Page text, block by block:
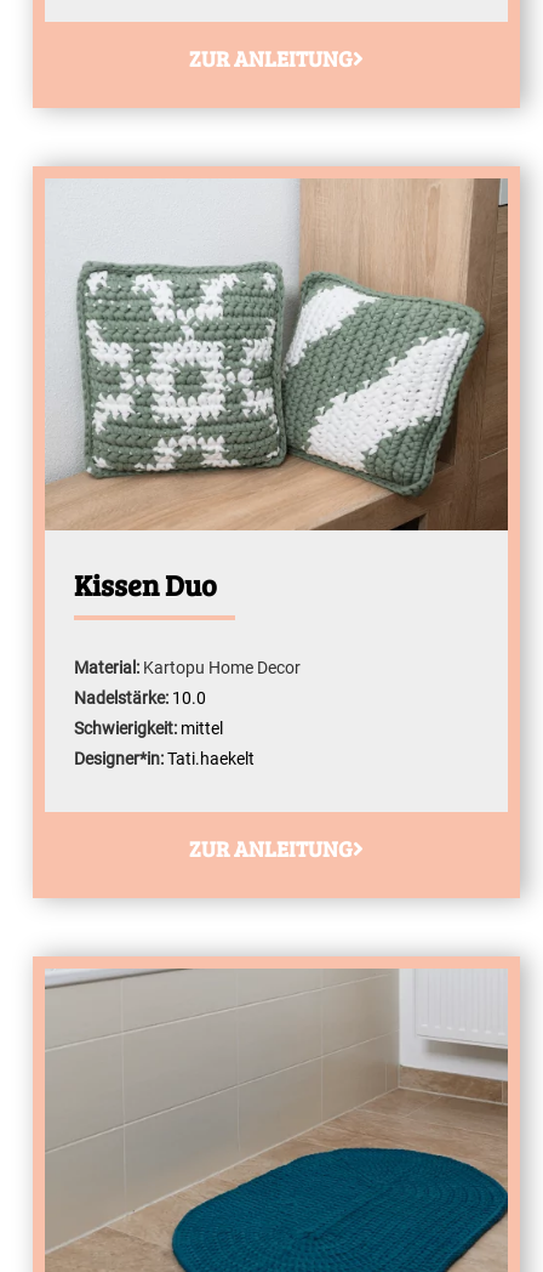
ZUR ANLEITUNG
Kissen Duo
Material: Kartopu Home Decor
Nadelstärke: 10.0
Schwierigkeit: mittel
Designer*in:Tati.haekelt
ZUR ANLEITUNG